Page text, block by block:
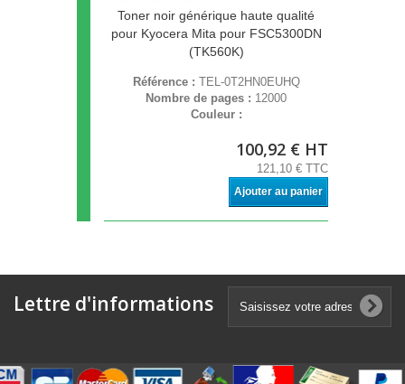
Toner noir générique haute qualité
pour Kyocera Mita pour FSC5300DN
(TK560K)
Référence : TEL-0T2HN0EUHQ
Nombre de pages : 12000
Couleur :
100,92 € HT
121,10 € TTC
Ajouter au panier
Lettre d'informations